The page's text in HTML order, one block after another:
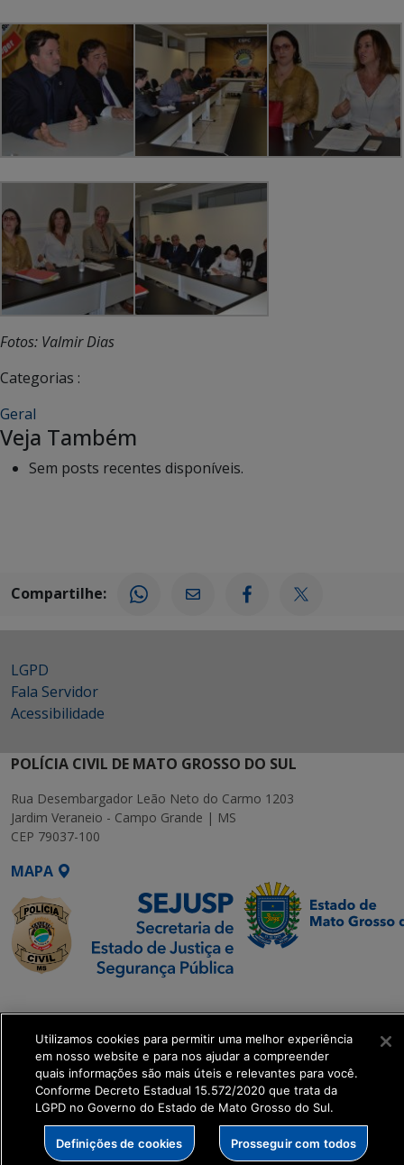
Fotos: Valmir Dias
Categorias :
Geral
Veja Também
Sem posts recentes disponíveis.
Compartilhe:
LGPD
Fala Servidor
Acessibilidade
POLÍCIA CIVIL DE MATO GROSSO DO SUL
Rua Desembargador Leão Neto do Carmo 1203
Jardim Veraneio - Campo Grande | MS
CEP 79037-100
MAPA
Transformação Digital
get_footer();
Utilizamos cookies para permitir uma melhor experiência
em nosso website e para nos ajudar a compreender
quais informações são mais úteis e relevantes para você.
Conforme Decreto Estadual 15.572/2020 que trata da
LGPD no Governo do Estado de Mato Grosso do Sul.
Definições de cookies Prosseguir com todos